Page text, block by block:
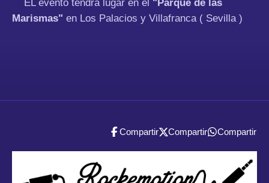
EL evento tendrá lugar en el "Parque de las
Marismas" en Los Palacios y Villafranca ( Sevilla )
Compartir Compartir Compartir